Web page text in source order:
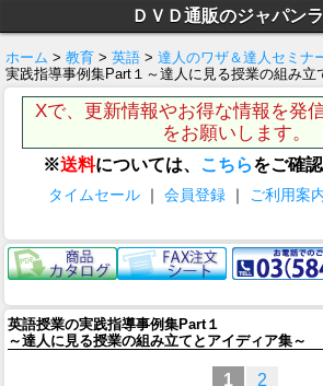
ＤＶＤ通販のジャパン
ホーム > 教育 > 英語 > 達人のワザ＆達人セミナ
実践指導事例集Part１～達人に見る授業の組み立
Xで、更新情報やお得な情報を発
をお願いします。
※送料については、 こちらをご確
タイムセール ｜ 会員登録 ｜ ご利用案
英語授業の実践指導事例集Part１
～達人に見る授業の組み立てとアイディア集～
1 2